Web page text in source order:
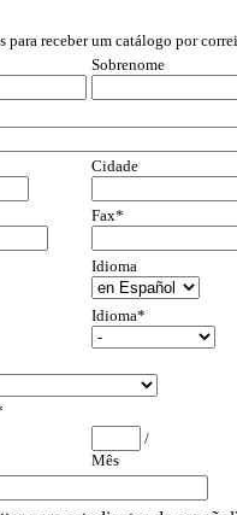
para receber um catálogo por
Sobrenome
Cidade
Fax*
Idioma
Idioma*
/
Mês